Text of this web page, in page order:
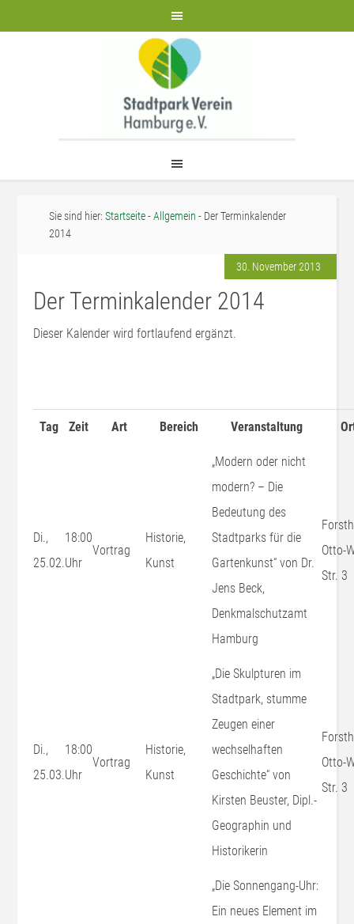
Sie sind hier:Startseite-Allgemein - Der Terminkalender
2014
30. November 2013
Der Terminkalender 2014
Dieser Kalender wird fortlaufend ergänzt.
Tag Zeit Art Bereich Veranstaltung
Di.,
25.02.
18:00
Uhr
Vortrag
Historie,
Kunst
„Modern oder nicht
modern? – Die
Bedeutung des
Stadtparks für die
Gartenkunst“ von Dr.
Jens Beck,
Denkmalschutzamt
Hamburg
Otto-
Str. 3
Di.,
25.03.
18:00
Uhr
Vortrag
Historie,
Kunst
„Die Skulpturen im
Stadtpark, stumme
Zeugen einer
wechselhaften
Geschichte“ von
Kirsten Beuster, Dipl.-
Geographin und
Historikerin
Otto-
Str. 3
„Die Sonnengang-Uhr:
Ein neues Element im